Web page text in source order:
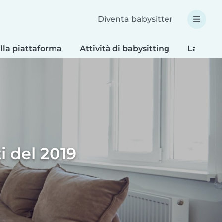
Diventa babysitter
piattaforma Attività di babysitting
del 2019